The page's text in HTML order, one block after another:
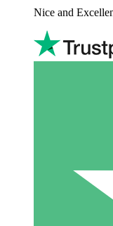
Nice and